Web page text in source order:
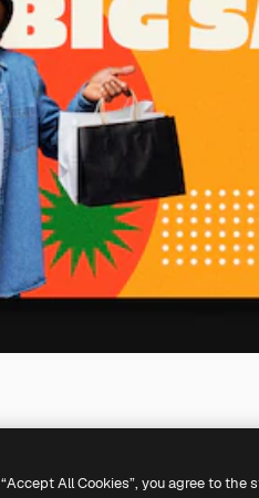
All Cookies”, you agree to